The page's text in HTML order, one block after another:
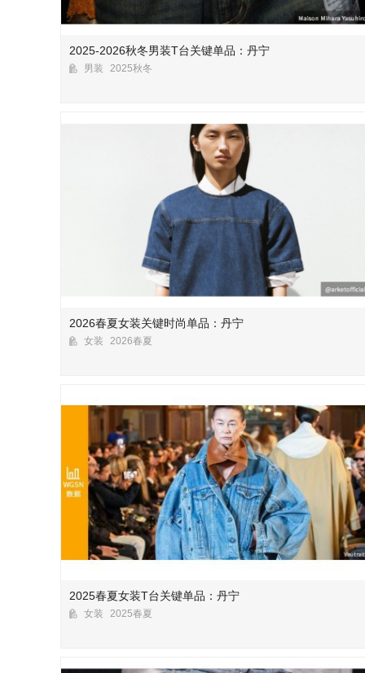
2025-2026秋冬男装T台关键单品：丹宁
男装 2025秋冬
2026春夏女装关键时尚单品：丹宁
女装 2026春夏
2025春夏女装T台关键单品：丹宁
女装 2025春夏